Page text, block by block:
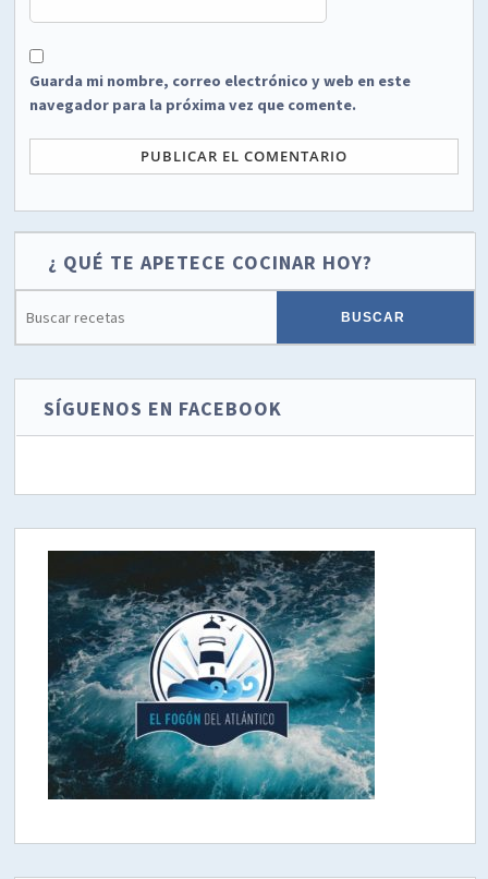
Guarda mi nombre, correo electrónico y web en este
navegador para la próxima vez que comente.
¿ QUÉ TE APETECE COCINAR HOY?
SÍGUENOS EN FACEBOOK